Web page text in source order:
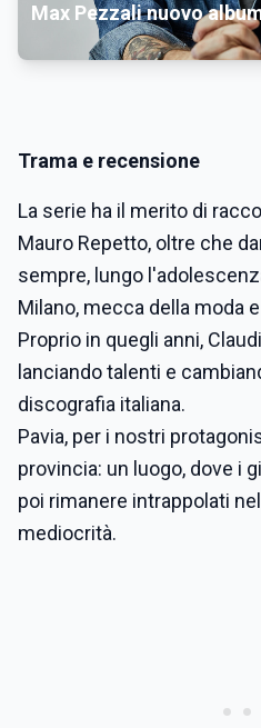
Max Pezzali nuovo
Trama e recensione
La serie ha il merito di
Mauro Repetto, oltre che
sempre, lungo
Milano, mecca della moda
Proprio in quegli anni,
lanciando talenti e
discografia italiana.
Pavia, per i nostri
provincia: un luogo, dove i
poi rimanere intrappolati
mediocrità.